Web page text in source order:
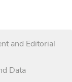
and Editorial
Data